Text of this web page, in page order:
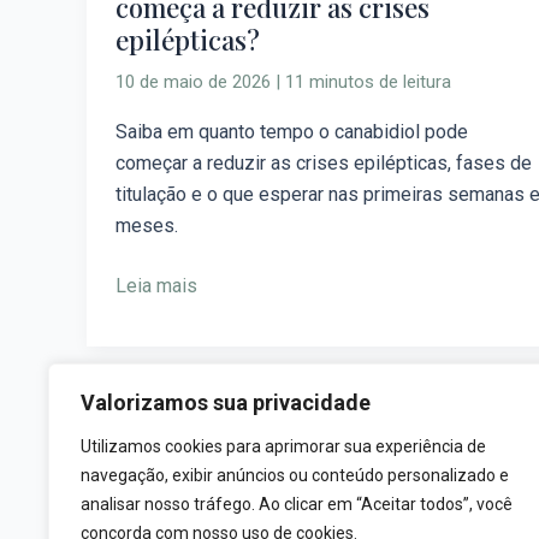
Valorizamos sua privacidade
Utilizamos cookies para aprimorar sua experiência de
navegação, exibir anúncios ou conteúdo personalizado e
analisar nosso tráfego. Ao clicar em “Aceitar todos”, você
concorda com nosso uso de cookies.
começa a reduzir as crises
epilépticas?
10 de maio de 2026 11 minutos de leitura
Saiba em quanto tempo o canabidiol pode
começar a reduzir as crises epilépticas, fases de
titulação e o que esperar nas primeiras semanas e
meses.
quanto
tempo
começa
a
reduzir
as
epilépticas?
Leia mais